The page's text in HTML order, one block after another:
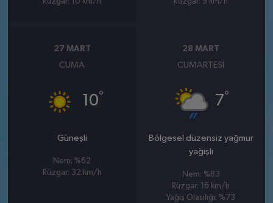
Rüzgar: 10 km/h
Rüzgar: 9 km/h
27 MART
CUMA
10°
Güneşli
Nem: %62
Rüzgar: 32 km/h
28 MART
CUMARTESI
7°
Bölgesel düzensiz yağmur
yağışlı
Nem: %83
Rüzgar: 16 km/h
Yağış Olasılığı: %73